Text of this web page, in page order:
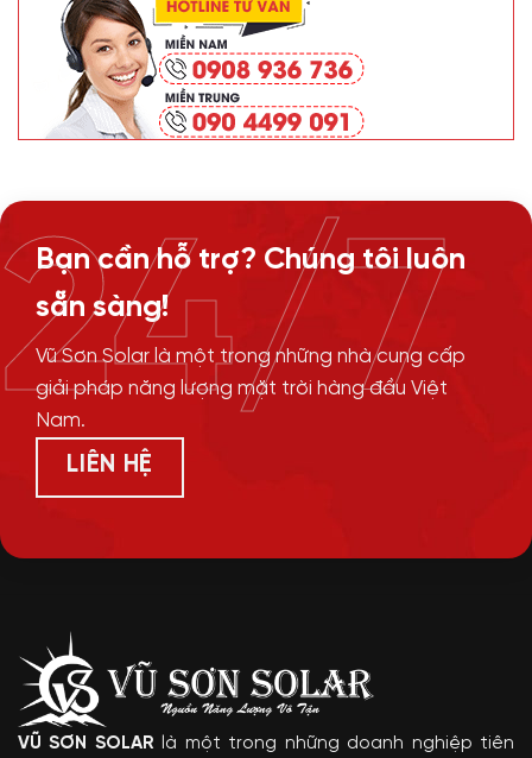
Bạn cần hỗ trợ? Chúng tôi luôn
sẵn sàng!
Vũ Sơn Solar là một trong những nhà cung cấp
giải pháp năng lượng mặt trời hàng đầu Việt
Nam.
LIÊN HỆ
24/7
VŨ SƠN SOLAR là một trong những doanh nghiệp tiên